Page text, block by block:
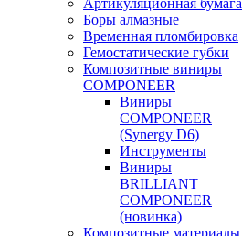
Артикуляционная бумага
Боры алмазные
Временная пломбировка
Гемостатические губки
Композитные виниры
COMPONEER
Виниры
COMPONEER
(Synergy D6)
Инструменты
Виниры
BRILLIANT
COMPONEER
(новинка)
Композитные материалы